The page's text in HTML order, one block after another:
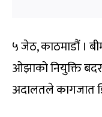
५ जेठ, काठमाडौं ।
ओझाको नियुक्ति
अदालतले कागजात